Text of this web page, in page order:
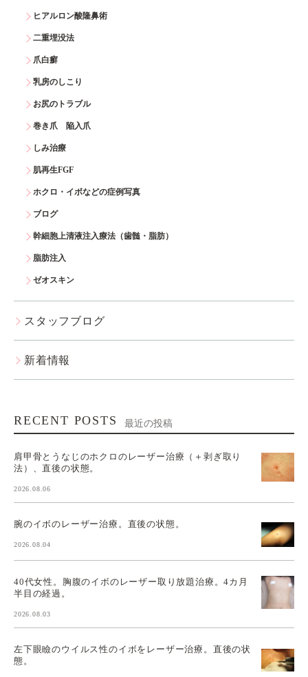
ヒアルロン酸隆鼻術
二重埋没法
爪白癬
乳房のしこり
お尻のトラブル
巻き爪 陥入爪
しみ治療
肌再生FGF
ホクロ・イボなどの症例写真
ブログ
幹細胞上清液注入療法（歯髄・脂肪）
脂肪注入
ゼオスキン
スタッフブログ
新着情報
RECENT POSTS 最近の投稿
肩甲骨とうなじのホクロのレーザー治療（＋剥ぎ取り
法）、直後の状態。
2026.08.06
腕のイボのレーザー治療。直後の状態。
2026.08.04
40代女性。胸腹のイボのレーザー取り放題治療。4カ月
半目の経過。
2026.08.03
左下眼瞼のウイルス性のイボをレーザー治療。直後の状
態。